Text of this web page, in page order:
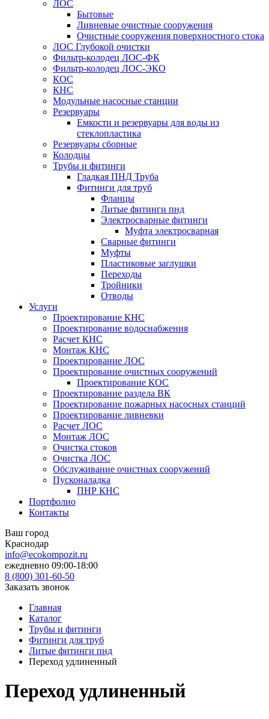
ЛОС
Бытовые
Ливневые очистные сооружения
Очистные сооружения поверхностного стока
ЛОС Глубокой очистки
Фильтр-колодец ЛОС-ФК
Фильтр-колодец ЛОС-ЭКО
КОС
КНС
Модульные насосные станции
Резервуары
Емкости и резервуары для воды из
стеклопластика
Резервуары сборные
Колодцы
Трубы и фитинги
Гладкая ПНД Труба
Фитинги для труб
Фланцы
Литые фитинги пнд
Электросварные фитинги
Муфта электросварная
Сварные фитинги
Муфты
Пластиковые заглушки
Переходы
Тройники
Отводы
Услуги
Проектирование КНС
Проектирование водоснабжения
Расчет КНС
Монтаж КНС
Проектирование ЛОС
Проектирование очистных сооружений
Проектирование КОС
Проектирование раздела ВК
Проектирование пожарных насосных станций
Проектирование ливневки
Расчет ЛОС
Монтаж ЛОС
Очистка стоков
Очистка ЛОС
Обслуживание очистных сооружений
Пусконаладка
ПНР КНС
Портфолио
Контакты
Ваш город
Краснодар
info@ecokompozit.ru
ежедневно 09:00-18:00
8 (800) 301-60-50
Заказать звонок
Главная
Каталог
Трубы и фитинги
Фитинги для труб
Литые фитинги пнд
Переход удлиненный
Переход удлиненный